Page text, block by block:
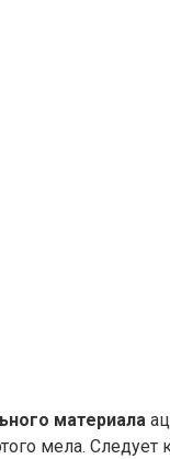
материала
мела. Следует